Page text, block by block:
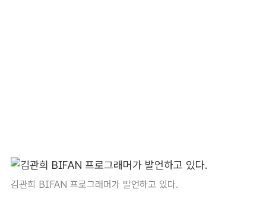
김관희 BIFAN 프로그래머가 발언하고 있다.